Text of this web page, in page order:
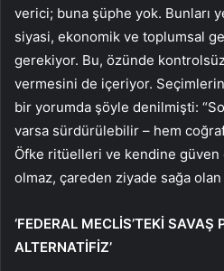
verici; buna şüphe yok. Bunları
siyasi, ekonomik ve toplumsal
gerekiyor. Bu, özünde
vermesini de içeriyor.
bir yorumda şöyle denilmişti:
varsa sürdürülebilir – hem
Öfke ritüelleri ve kendine
olmaz, çareden ziyade sağa olan
‘FEDERAL MECLİS’TEKİ SAVAŞ
ALTERNATİFİZ’